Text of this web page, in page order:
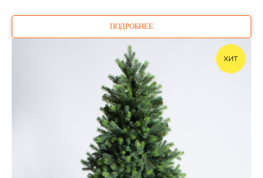
ПОДРОБНЕЕ
ХИТ